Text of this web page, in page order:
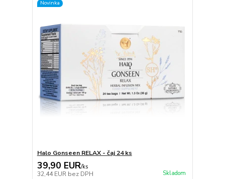
Novinka
Halo Gonseen RELAX - čaj 24 ks
39,90 EUR/ks
32,44 EUR bez DPH Skladom